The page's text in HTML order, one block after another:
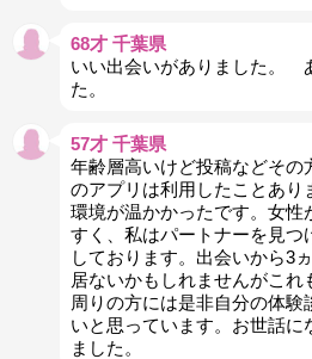
68才 千葉県
いい出会いがありました。
た。
57才 千葉県
年齢層高いけど投稿などその
のアプリは利用したことあり
環境が温かかったです。女性
すく、私はパートナーを見つ
しております。出会いから3
居ないかもしれませんがこれ
周りの方には是非自分の体験
いと思っています。お世話に
ました。